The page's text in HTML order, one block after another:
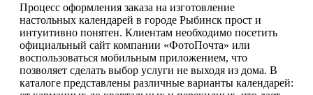
Процесс оформления заказа на изготовление
настольных календарей в городе Рыбинск прост и
интуитивно понятен. Клиентам необходимо посетить
официальный сайт компании «ФотоПочта» или
воспользоваться мобильным приложением, что
позволяет сделать выбор услуги не выходя из дома. В
каталоге представлены различные варианты календарей: